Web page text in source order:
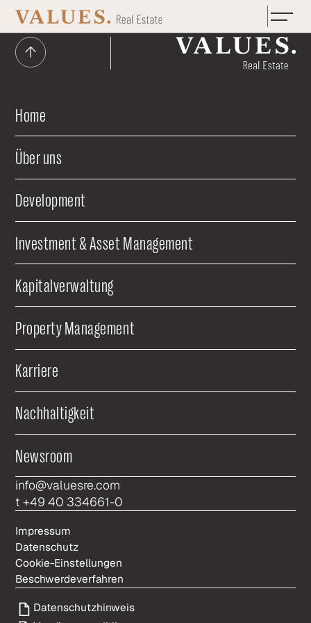
Zum Hauptinhalt springen
info@valuesre.com
t +49 40 334661-0
Impressum
Datenschutz
Cookie-Einstellungen
Beschwerdeverfahren
Datenschutzhinweis
Home
Über uns
Development
Investment & Asset Management
Kapitalverwaltung
Property Management
Karriere
Nachhaltigkeit
Newsroom